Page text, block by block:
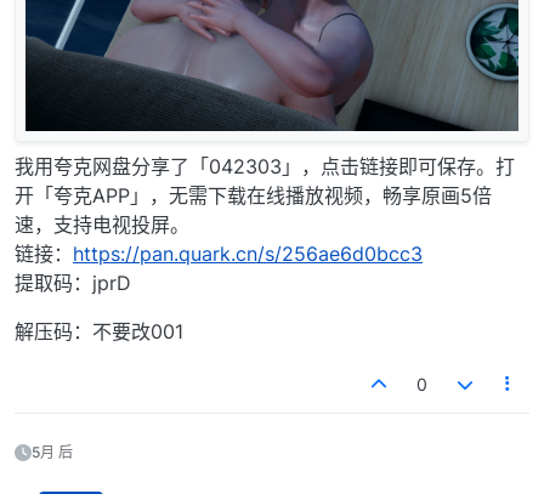
我用夸克网盘分享了「042303」，点击链接即可保存。打
开「夸克APP」，无需下载在线播放视频，畅享原画5倍
速，支持电视投屏。
链接： https://pan.quark.cn/s/256ae6d0bcc3
提取码：jprD
解压码：不要改001
0
5月 后